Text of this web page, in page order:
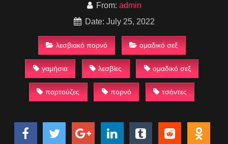
From: admin
Date: July 25, 2022
λεσβιακό πορνό ομαδικό σεξ
γαμήσια λεσβίες ομαδικό σεξ
παρτούζες πορνό τσόντες